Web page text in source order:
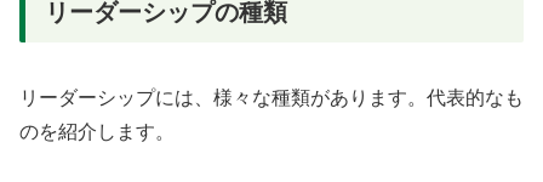
リーダーシップの種類
リーダーシップには、様々な種類があります。代表的なも
のを紹介します。